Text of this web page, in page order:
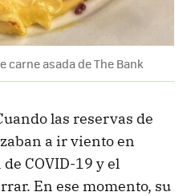
carne asada de The Bank
las reservas de
a ir viento en
COVID-19 y el
En ese momento, su